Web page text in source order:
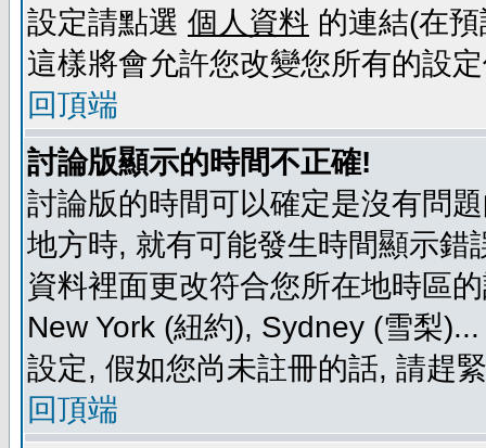
設定請點選 個人資料 的連結(在
這樣將會允許您改變您所有的設
回頂端
討論版顯示的時間不正確!
討論版的時間可以確定是沒有問
地方時, 就有可能發生時間顯示
資料裡面更改符合您所在地時區
New York (紐約), Sydney (雪梨
設定, 假如您尚未註冊的話, 請趕
回頂端